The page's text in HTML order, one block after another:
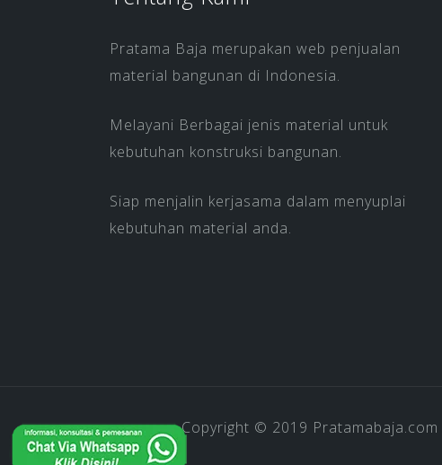
Pratama Baja merupakan web penjualan
material bangunan di Indonesia.
Melayani Berbagai jenis material untuk
kebutuhan konstruksi bangunan.
Siap menjalin kerjasama dalam menyuplai
kebutuhan material anda.
Copyright © 2019 Pratamabaja.com